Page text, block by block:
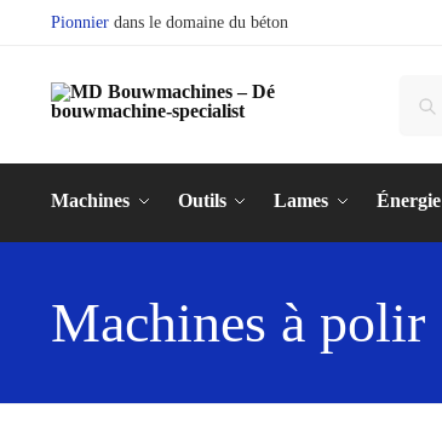
Pionnierdans le domaine du béton
Machines Outils Lames Énergie
Machines à polir